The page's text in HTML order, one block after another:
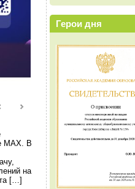
МАХ. В
на
[…]
Герои дня